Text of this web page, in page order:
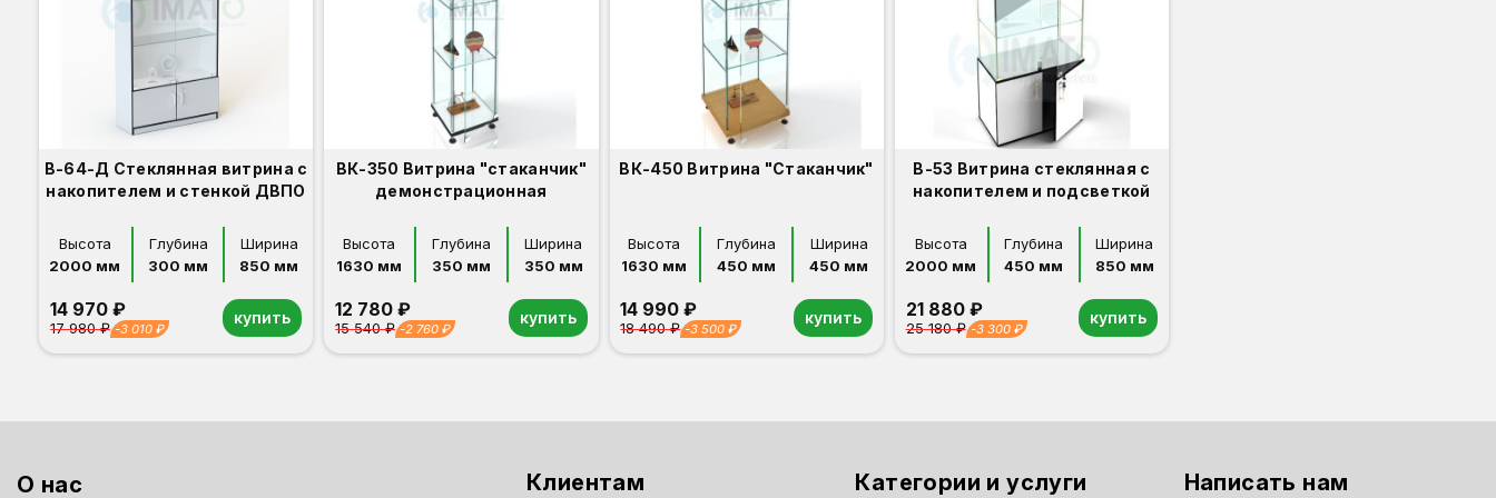
В-64-Д Стеклянная витрина с
накопителем и стенкой ДВПО
Высота
2000 мм
Глубина
300 мм
Ширина
850 мм
14 970 ₽
17 980 ₽ -3 010 ₽
купить
ВК-350 Витрина "стаканчик"
демонстрационная
Высота
1630 мм
Глубина
350 мм
Ширина
350 мм
12 780 ₽
15 540 ₽ -2 760 ₽
купить
ВК-450 Витрина "Стаканчик"
Высота
1630 мм
Глубина
450 мм
Ширина
450 мм
14 990 ₽
18 490 ₽ -3 500 ₽
купить
В-53 Витрина стеклянная с
накопителем и подсветкой
Высота
2000 мм
Глубина
450 мм
Ширина
850 мм
21 880 ₽
25 180 ₽ -3 300 ₽
купить
О нас Клиентам Категории и услуги Написать нам